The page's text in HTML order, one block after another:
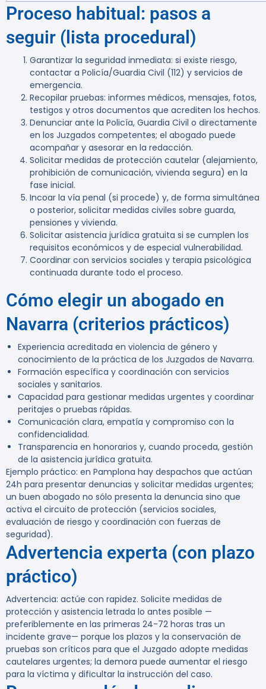
Proceso habitual: pasos a
seguir (lista procedural)
Garantizar la seguridad inmediata: si existe riesgo,
contactar a Policía/Guardia Civil (112) y servicios de
emergencia.
Recopilar pruebas: informes médicos, mensajes, fotos,
testigos y otros documentos que acrediten los hechos.
Denunciar ante la Policía, Guardia Civil o directamente
en los Juzgados competentes; el abogado puede
acompañar y asesorar en la redacción.
Solicitar medidas de protección cautelar (alejamiento,
prohibición de comunicación, vivienda segura) en la
fase inicial.
Incoar la vía penal (si procede) y, de forma simultánea
o posterior, solicitar medidas civiles sobre guarda,
pensiones y vivienda.
Solicitar asistencia jurídica gratuita si se cumplen los
requisitos económicos y de especial vulnerabilidad.
Coordinar con servicios sociales y terapia psicológica
continuada durante todo el proceso.
Cómo elegir un abogado en
Navarra (criterios prácticos)
Experiencia acreditada en violencia de género y
conocimiento de la práctica de los Juzgados de Navarra.
Formación específica y coordinación con servicios
sociales y sanitarios.
Capacidad para gestionar medidas urgentes y coordinar
peritajes o pruebas rápidas.
Comunicación clara, empatía y compromiso con la
confidencialidad.
Transparencia en honorarios y, cuando proceda, gestión
de la asistencia jurídica gratuita.
Ejemplo práctico: en Pamplona hay despachos que actúan
24h para presentar denuncias y solicitar medidas urgentes;
un buen abogado no sólo presenta la denuncia sino que
activa el circuito de protección (servicios sociales,
evaluación de riesgo y coordinación con fuerzas de
seguridad).
Advertencia experta (con plazo
práctico)
Advertencia: actúe con rapidez. Solicite medidas de
protección y asistencia letrada lo antes posible —
preferiblemente en las primeras 24-72 horas tras un
incidente grave— porque los plazos y la conservación de
pruebas son críticos para que el Juzgado adopte medidas
cautelares urgentes; la demora puede aumentar el riesgo
para la víctima y dificultar la instrucción del caso.